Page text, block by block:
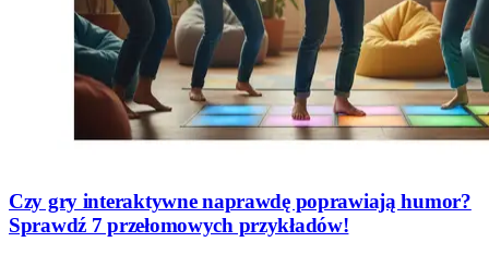
Czy gry interaktywne naprawdę poprawiają humor?
Sprawdź 7 przełomowych przykładów!